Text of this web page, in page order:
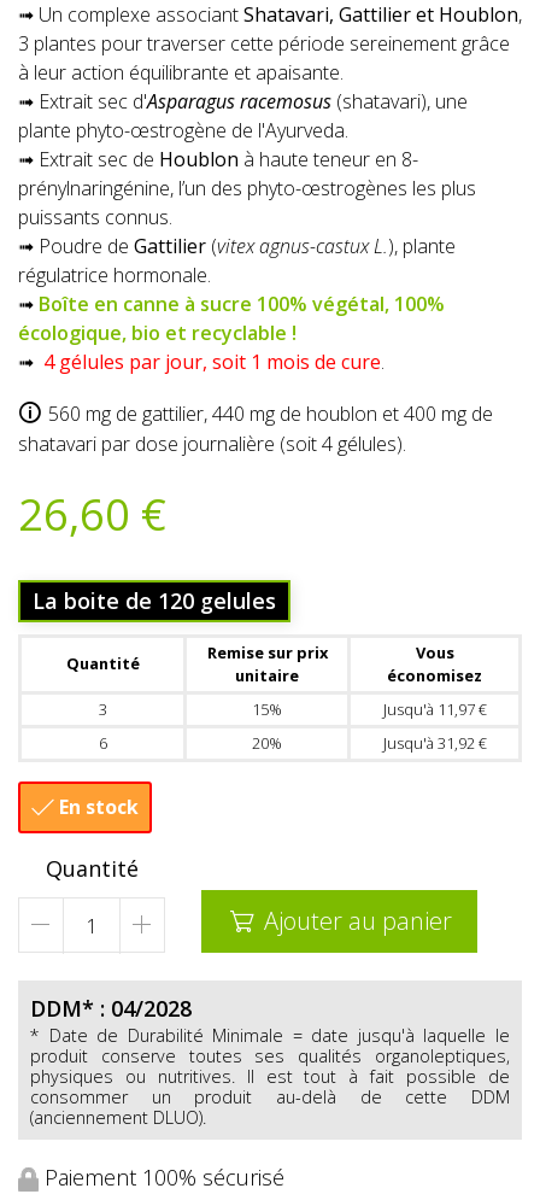
➟ Un complexe associantShatavari, Gattilier et Houblon,
3 plantes pour traverser cette période sereinement grâce
à leur action équilibrante et apaisante.
➟ Extrait sec d'Asparagus racemosus (shatavari), une
plante phyto-œstrogène de l'Ayurveda.
➟ Extrait sec de Houblon à haute teneur en 8-
prénylnaringénine, l’un des phyto-œstrogènes les plus
puissants connus.
➟ Poudre de Gattilier (vitex agnus-castux L.), plante
régulatrice hormonale.
➟ Boîte en canne à sucre 100% végétal, 100%
écologique, bio et recyclable !
➟ 4 gélules par jour, soit 1 mois de cure.
560 mg de gattilier, 440 mg de houblon et 400 mg de
shatavari par dose journalière (soit 4 gélules).
26,60 €
La boite de 120 gelules
Quantité
Remise sur prix
unitaire
Vous
économisez
3
15%
Jusqu'à 11,97 €
6
20% Jusqu'à 31,92 €
 En stock
Quantité
 Ajouter au panier
DDM* : 04/2028
* Date de Durabilité Minimale = date jusqu'à laquelle le
produit conserve toutes ses qualités organoleptiques,
physiques ou nutritives. Il est tout à fait possible de
consommer un produit au-delà de cette DDM
(anciennement DLUO).
Paiement 100% sécurisé